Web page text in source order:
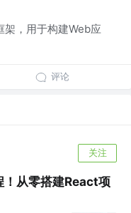
，用于构建Web应
评论
关注
从零搭建React项